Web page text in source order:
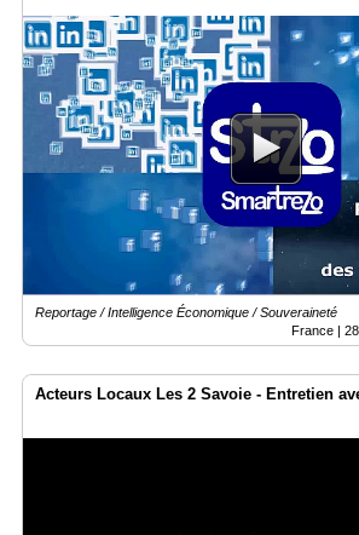
Agenda
Gazette
Vidéos
annuaire
Reportage / Intelligence Économique / Souveraineté
France |
Acteurs Locaux Les 2 Savoie - Entretien